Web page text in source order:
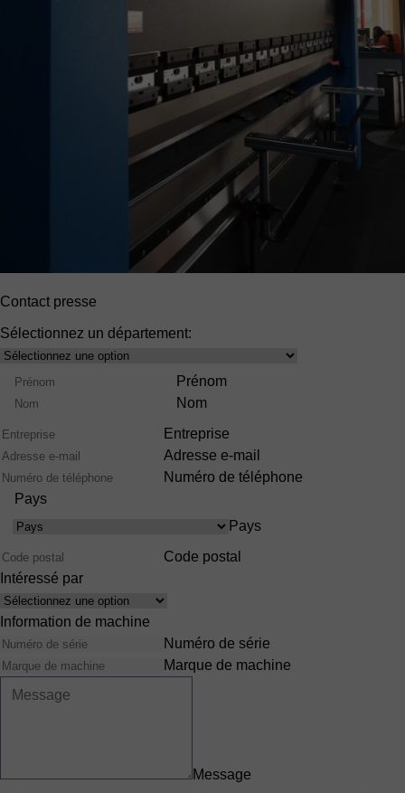
Contact presse
Sélectionnez un département:
Select
product
range
Nom
Prénom
Nom
Entreprise
Adresse e-mail
Numéro de téléphone
Pays
Pays
Code postal
Intéressé par
Interêts
Information de machine
Numéro de série
Marque de machine
Message